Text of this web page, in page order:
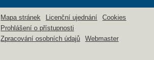
Mapa stránek Licenční ujednání
Cookies
Prohlášení o přístupnosti
Zpracování osobních údajů
Webmaster